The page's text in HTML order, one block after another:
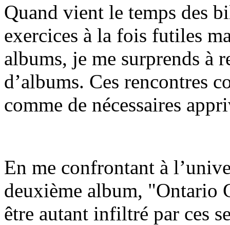
Quand vient le temps des
exercices à la fois futiles
albums, je me surprends à
d’albums. Ces rencontres
comme de nécessaires
En me confrontant à
deuxième album, "Ontario
être autant infiltré par ces